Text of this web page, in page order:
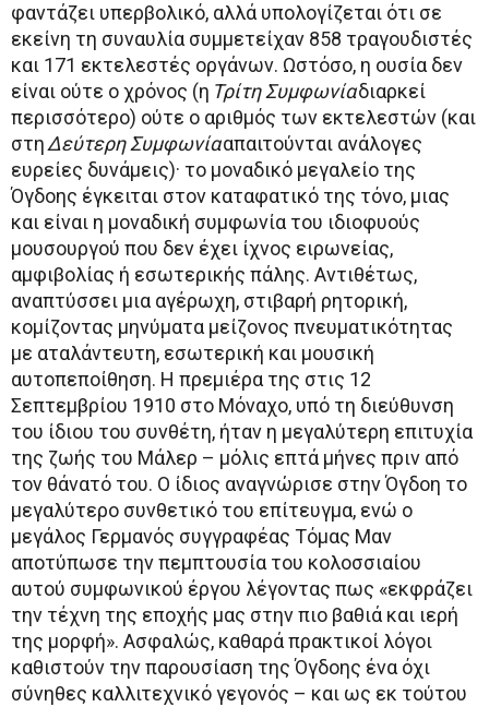
φαντάζει υπερβολικό, αλλά υπολογίζεται ότι σε
εκείνη τη συναυλία συμμετείχαν 858 τραγουδιστές
και 171 εκτελεστές οργάνων. Ωστόσο, η ουσία δεν
είναι ούτε ο χρόνος (η Τρίτη Συμφωνίαδιαρκεί
περισσότερο) ούτε ο αριθμός των εκτελεστών (και
στηΔεύτερη Συμφωνίααπαιτούνται ανάλογες
ευρείες δυνάμεις)· το μοναδικό μεγαλείο της
Όγδοης έγκειται στον καταφατικό της τόνο, μιας
και είναι η μοναδική συμφωνία του ιδιοφυούς
μουσουργού που δεν έχει ίχνος ειρωνείας,
αμφιβολίας ή εσωτερικής πάλης. Αντιθέτως,
αναπτύσσει μια αγέρωχη, στιβαρή ρητορική,
κομίζοντας μηνύματα μείζονος πνευματικότητας
με αταλάντευτη, εσωτερική και μουσική
αυτοπεποίθηση. Η πρεμιέρα της στις 12
Σεπτεμβρίου 1910 στο Μόναχο, υπό τη διεύθυνση
του ίδιου του συνθέτη, ήταν η μεγαλύτερη επιτυχία
της ζωής του Μάλερ – μόλις επτά μήνες πριν από
τον θάνατό του. Ο ίδιος αναγνώρισε στην Όγδοη το
μεγαλύτερο συνθετικό του επίτευγμα, ενώ ο
μεγάλος Γερμανός συγγραφέας Τόμας Μαν
αποτύπωσε την πεμπτουσία του κολοσσιαίου
αυτού συμφωνικού έργου λέγοντας πως «εκφράζει
την τέχνη της εποχής μας στην πιο βαθιά και ιερή
της μορφή». Ασφαλώς, καθαρά πρακτικοί λόγοι
καθιστούν την παρουσίαση της Όγδοης ένα όχι
σύνηθες καλλιτεχνικό γεγονός – και ως εκ τούτου